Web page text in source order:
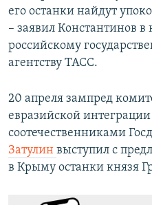
его останки найдут
– заявил Константинов
российскому
агентству ТАСС.
20 апреля зампред
евразийской интеграции
соотечественниками
Затулин выступил с
в Крыму останки князя